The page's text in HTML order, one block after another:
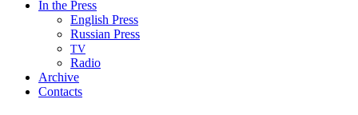
In the Press
English Press
Russian Press
TV
Radio
Archive
Contacts